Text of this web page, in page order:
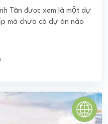
Văn Phú Invest trong